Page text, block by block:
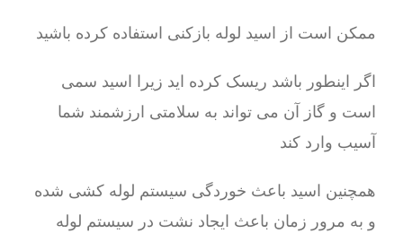
ممکن است از اسید لوله بازکنی استفاده کرده باشید
اگر اینطور باشد ریسک کرده اید زیرا اسید سمی
است و گاز آن می تواند به سلامتی ارزشمند شما
آسیب وارد کند
همچنین اسید باعث خوردگی سیستم لوله کشی شده
و به مرور زمان باعث ایجاد نشت در سیستم لوله